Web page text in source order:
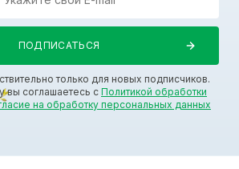
только для новых подписчиков.
вы соглашаетесь сПолитикой обработки
на обработку персональных данных